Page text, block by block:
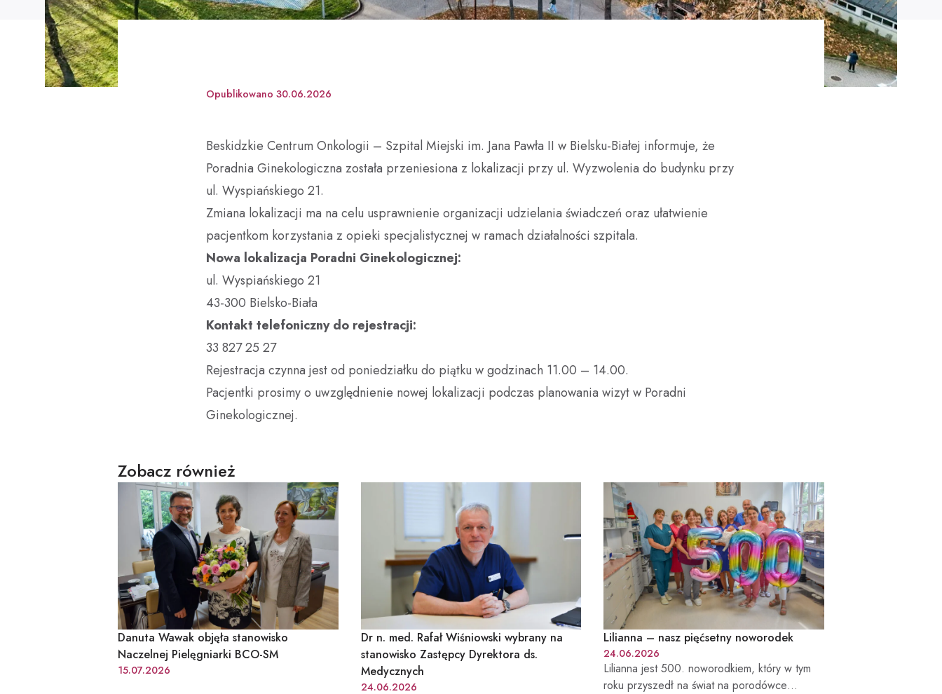
Psycholodzy
Opublikowano 30.06.2026
Beskidzkie Centrum Onkologii – Szpital Miejski im. Jana Pawła II w Bielsku-Białej informuje, że
Poradnia Ginekologiczna została przeniesiona z lokalizacji przy ul. Wyzwolenia do budynku przy
ul. Wyspiańskiego 21.
Zmiana lokalizacji ma na celu usprawnienie organizacji udzielania świadczeń oraz ułatwienie
pacjentkom korzystania z opieki specjalistycznej w ramach działalności szpitala.
Nowa lokalizacja Poradni Ginekologicznej:
ul. Wyspiańskiego 21
43-300 Bielsko-Biała
Kontakt telefoniczny do rejestracji:
33 827 25 27
Rejestracja czynna jest od poniedziałku do piątku w godzinach 11.00 – 14.00.
Pacjentki prosimy o uwzględnienie nowej lokalizacji podczas planowania wizyt w Poradni
Ginekologicznej.
Zobacz również
Danuta Wawak objęła stanowisko
Naczelnej Pielęgniarki BCO-SM
15.07.2026
Dr n. med. Rafał Wiśniowski wybrany na
stanowisko Zastępcy Dyrektora ds.
Medycznych
24.06.2026
Lilianna – nasz pięćsetny noworodek
24.06.2026
Lilianna jest 500. noworodkiem, który w tym
roku przyszedł na świat na porodówce